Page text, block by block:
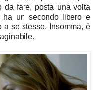
da fare, posta una volta
ha un secondo libero e
se stesso. Insomma, è